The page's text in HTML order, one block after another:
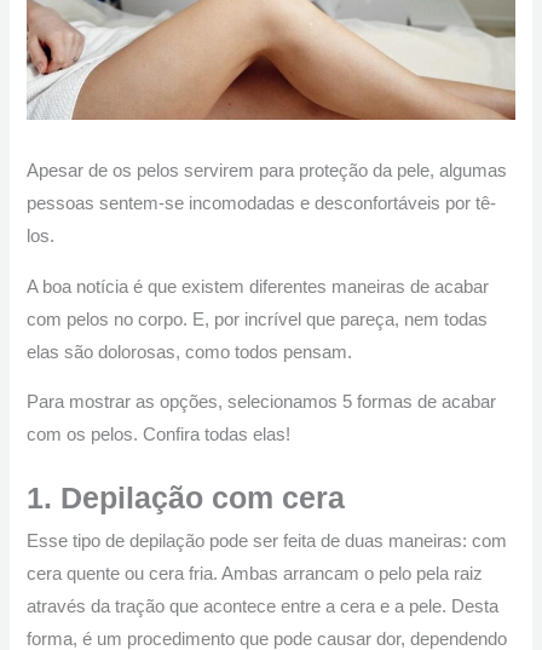
Apesar de os pelos servirem para proteção da pele, algumas
pessoas sentem-se incomodadas e desconfortáveis por tê-
los.
A boa notícia é que existem diferentes maneiras de acabar
com pelos no corpo. E, por incrível que pareça, nem todas
elas são dolorosas, como todos pensam.
Para mostrar as opções, selecionamos 5 formas de acabar
com os pelos. Confira todas elas!
1. Depilação com cera
Esse tipo de depilação pode ser feita de duas maneiras: com
cera quente ou cera fria. Ambas arrancam o pelo pela raiz
através da tração que acontece entre a cera e a pele. Desta
forma, é um procedimento que pode causar dor, dependendo